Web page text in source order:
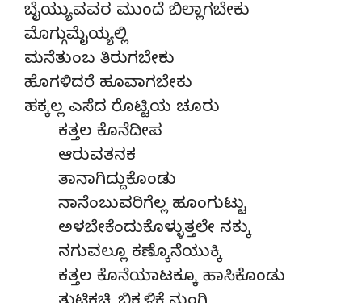
ಬೈಯ್ಯುವವರ ಮುಂದೆ ಬಿಲ್ಲಾಗಬೇಕು
ಮೊಗ್ಗುಮೈಯ್ಯಲ್ಲಿ
ಮನೆತುಂಬ ತಿರುಗಬೇಕು
ಹೊಗಳಿದರೆ ಹೂವಾಗಬೇಕು
ಹಕ್ಕಲ್ಲ ಎಸೆದ ರೊಟ್ಟಿಯ ಚೂರು
ಕತ್ತಲ ಕೊನೆದೀಪ
ಆರುವತನಕ
ತಾನಾಗಿದ್ದುಕೊಂಡು
ನಾನೆಂಬುವರಿಗೆಲ್ಲ ಹೂಂಗುಟ್ಟು
ಅಳಬೇಕೆಂದುಕೊಳ್ಳುತ್ತಲೇ ನಕ್ಕು
ನಗುವಲ್ಲೂ ಕಣ್ಕೊನೆಯುಕ್ಕಿ
ಕತ್ತಲ ಕೊನೆಯಾಟಕ್ಕೂ ಹಾಸಿಕೊಂಡು